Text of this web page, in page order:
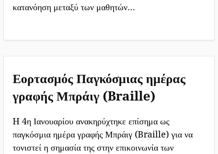
κατανόηση μεταξύ των μαθητών…
Εορτασμός Παγκόσμιας ημέρας
γραφής Μπράιγ (Braille)
H 4η Ιανουαρίου ανακηρύχτηκε επίσημα ως
παγκόσμια ημέρα γραφής Μπράιγ (Braille) για να
τονιστεί η σημασία της στην επικοινωνία των